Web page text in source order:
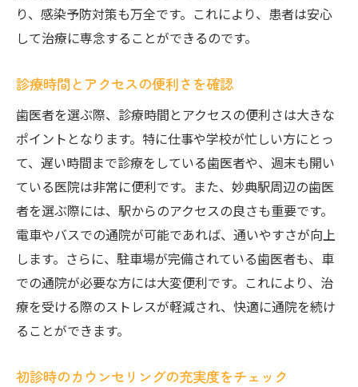
妙典駅周辺の歯医者の特徴
地域密着型のサービスがもたらす安心
地域の健康イベントを活用する方法
地域住民からの推薦が信頼の証
妙典地域での歯科治療の傾向
安心して通える歯科医院の技術と心配り
最新技術を活用した安全な治療
患者ファーストの治療方針
細やかな心配りがもたらす安心感
多様な技術を選択できる治療体制
患者の声を反映した医院の運営
安心して通えるためのスタッフ教育
り、感染予防対策も万全です。これにより、患者は安心
して治療に専念することができるのです。
診療時間とアクセスの便利さを確認
歯医者を選ぶ際、診療時間とアクセスの便利さは大きな
ポイントとなります。特に仕事や学校が忙しい方にとっ
て、遅い時間まで診療をしている歯医者や、週末も開い
ている医院は非常に便利です。また、妙典駅周辺の歯医
者を選ぶ際には、駅からのアクセスの良さも重要です。
電車やバスでの通院が可能であれば、通いやすさが向上
します。さらに、駐車場が完備されている歯医者も、車
での通院が必要な方には大変便利です。これにより、治
療を受ける際のストレスが軽減され、快適に通院を続け
ることができます。
初診時のカウンセリングの充実度をチェック